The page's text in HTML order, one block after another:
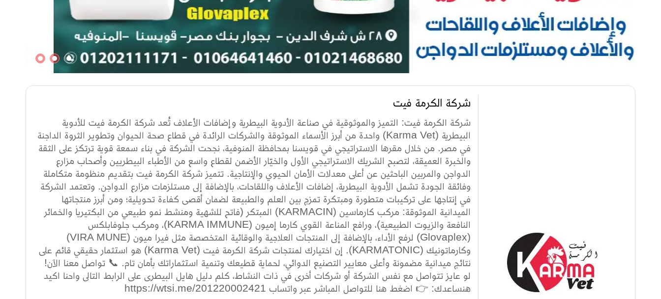
شركة الكرمة فيت
شركة الكرمة فيت: التميز والموثوقية في صناعة الأدوية البيطرية وإضافات الأعلاف تُعد شركة الكرمة فيت للأدوية
البيطرية (Karma Vet) واحدة من أبرز الأسماء الموثوقة والشركات الرائدة في قطاع صحة الحيوان وتطوير الثروة الداجنة
في مصر. من خلال مقرها الاستراتيجي في قويسنا بمحافظة المنوفية، نجحت الشركة في بناء سمعة قوية ترتكز على الثقة
والخبرة العميقة، لتصبح الشريك الاستراتيجي الأول والخيّار الأضمن لقطاع واسع من الأطباء البيطريين وأصحاب مزارع
الدواجن والمربين الباحثين عن أعلى معدلات الأمان الحيوي والإنتاجية. تتميز شركة الكرمة فيت بتقديم منظومة متكاملة
وفائقة الجودة تشمل الأدوية البيطرية، إضافات الأعلاف واللقاحات، بالإضافة إلى مستلزمات مزارع الدواجن. وتعتمد الشركة
في إنتاجها على تركيبات متطورة ومبتكرة تمزج بين العلم والطبيعة لضمان أقصى كفاءة تحويلية؛ ومن أبرز منتجاتها
الميدانية الموثوقة: مركب كارماسين (KARMACIN) المبتكر (فاتح للشهية ومنشط نمو طبيعي من البكتيريا والخمائر
النافعة والزيوت الطبيعية)، ورافع المناعة القوي كارما إميون (KARMA IMMUNE)، ومركب جلوفابلكس
(Glovaplex) لرفع الأداء، بالإضافة إلى المنتجات العلاجية والوقائية المتخصصة مثل فيرا ميون (VIRA MUNE)
وكارماتونيك (KARMATONIC). إن اختيارك لمنتجات شركة الكرمة فيت (Karma Vet) هو استثمار حقيقي قائم على
نتائج ميدانية مضمونة وأعلى معايير التصنيع الدوائي، لحماية قطيعك وتنمية استثماراتك بأمان تام. 📞 تواصل معنا الآن!
لو عايز تتواصل مع نفس الشركة أو شركات أخرى في ذات النشاط، كلم دليل هايل البيطرى على الرابط التالى واحنا اكيد
هنساعدك: 👉 اضغط هنا للتواصل المباشر عبر واتساب https://wtsi.me/201220002421